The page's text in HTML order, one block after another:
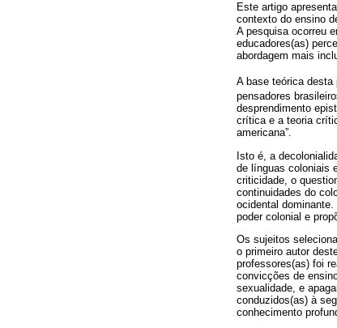
Este artigo
contexto do ensino
A pesquisa ocorreu
educadores(as)
abordagem mais
A base teórica desta
pensadores
desprendimento
crítica e a teoria
americana”.
Isto é, a
de línguas coloniais
criticidade, o
continuidades do
ocidental
poder colonial e
Os sujeitos
o primeiro autor
professores(as) foi
convicções de
sexualidade, e
conduzidos(as) à
conhecimento